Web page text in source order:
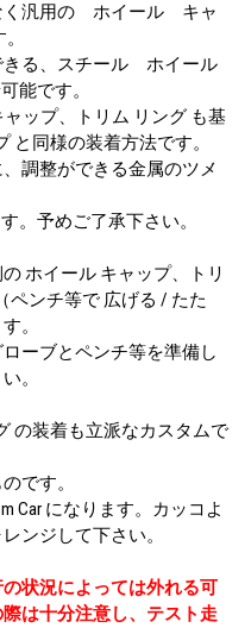
く汎用の ホイール キャ
きる、スチール ホイール
能です。
ャップ、トリム リング も基
と同様の装着方法です。
調整ができる金属のツメ
。予めご了承下さい。
ホイール キャップ、トリ
ペンチ等で 広げる / たた
。
ーブとペンチ等を準備し
。
の装着も立派なカスタムで
です。
Car になります。カッコよ
ンジして下さい。
状況によっては外れる可
は十分注意し、テスト走